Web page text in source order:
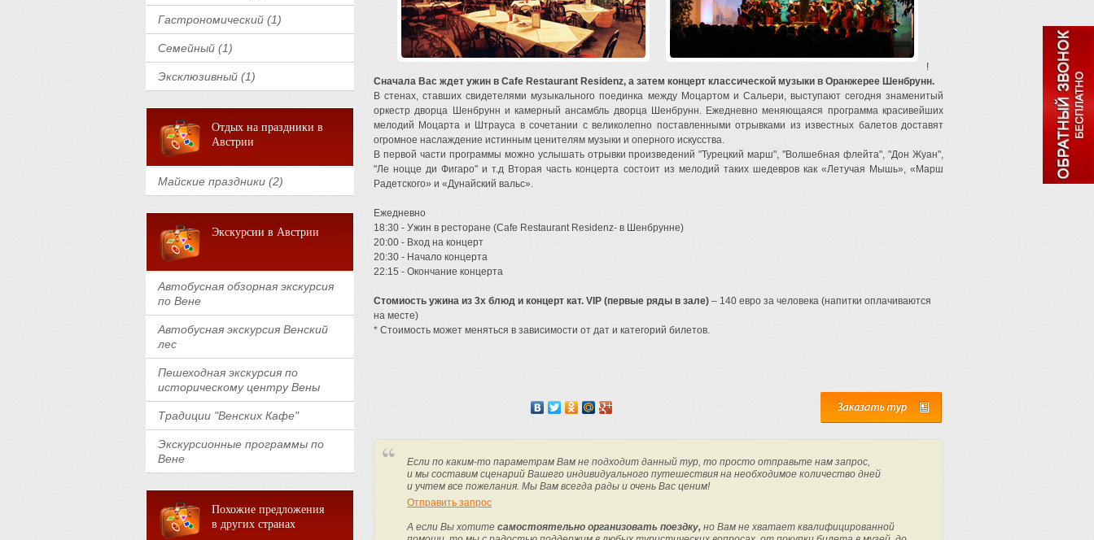
Гастрономический (1)
Семейный (1)
Эксклюзивный (1)
Отдых на праздники в
Австрии
Майские праздники (2)
Экскурсии в Австрии
Автобусная обзорная экскурсия
по Вене
Автобусная экскурсия Венский
лес
Пешеходная экскурсия по
историческому центру Вены
Традиции "Венских Кафе"
Экскурсионные программы по
Вене
Похожие предложения
в других странах
!
Сначала Вас ждет ужин в Cafe Restaurant Residenz, а затем концерт классической музыки в Оранжерее Шенбрунн.
В стенах, ставших свидетелями музыкального поединка между Моцартом и Сальери, выступают сегодня знаменитый
oркестр дворца Шенбрунн и камерный ансамбль дворца Шенбрунн. Ежедневно меняющаяся программа красивейших
мелодий Моцарта и Штрауса в сочетании с великолепно поставленными отрывками из известных балетов доставят
огромное наслаждение истинным ценителям музыки и оперного искусства.
В первой части программы можно услышать отрывки произведений "Турецкий марш", "Волшебная флейта", "Дон Жуан",
"Ле ноцце ди Фигаро" и т.д Вторая часть концерта состоит из мелодий таких шедевров как «Летучая Мышь», «Марш
Радетского» и «Дунайский вальс».
Ежедневно
18:30 - Ужин в ресторане (Cafe Restaurant Residenz- в Шенбрунне)
20:00 - Вход на концерт
20:30 - Начало концерта
22:15 - Окончание концерта
Стомиость ужина из 3х блюд и концерт кат. VIP (первые ряды в зале) – 140 евро за человека (напитки оплачиваются
на месте)
* Стоимость может меняться в зависимости от дат и категорий билетов.
Если по каким-то параметрам Вам не подходит данный тур, то просто отправьте нам запрос,
и мы составим сценарий Вашего индивидуального путешествия на необходимое количество дней
и учтем все пожелания. Мы Вам всегда рады и очень Вас ценим!
Отправить запрос
А если Вы хотите самостоятельно организовать поездку, но Вам не хватает квалифицированной